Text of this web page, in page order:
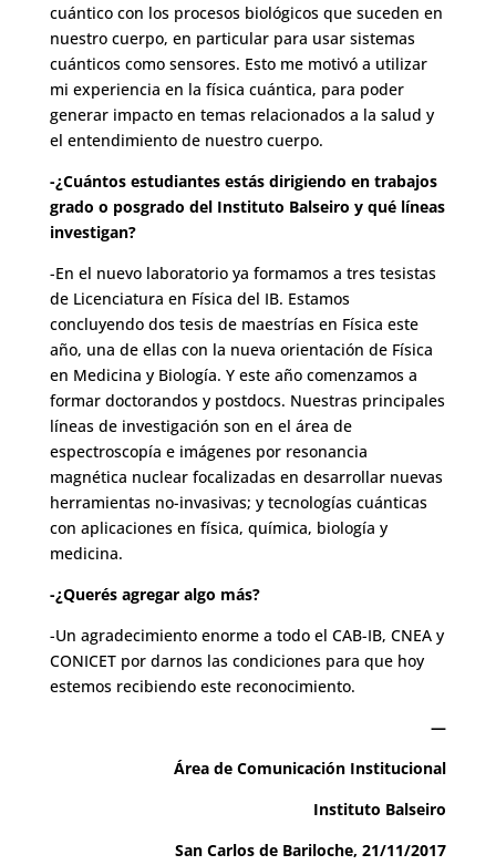
cuántico con los procesos biológicos que suceden en
nuestro cuerpo, en particular para usar sistemas
cuánticos como sensores. Esto me motivó a utilizar
mi experiencia en la física cuántica, para poder
generar impacto en temas relacionados a la salud y
el entendimiento de nuestro cuerpo.
-¿Cuántos estudiantes estás dirigiendo en trabajos
grado o posgrado del Instituto Balseiro y qué líneas
investigan?
-En el nuevo laboratorio ya formamos a tres tesistas
de Licenciatura en Física del IB. Estamos
concluyendo dos tesis de maestrías en Física este
año, una de ellas con la nueva orientación de Física
en Medicina y Biología. Y este año comenzamos a
formar doctorandos y postdocs. Nuestras principales
líneas de investigación son en el área de
espectroscopía e imágenes por resonancia
magnética nuclear focalizadas en desarrollar nuevas
herramientas no-invasivas; y tecnologías cuánticas
con aplicaciones en física, química, biología y
medicina.
-¿Querés agregar algo más?
-Un agradecimiento enorme a todo el CAB-IB, CNEA y
CONICET por darnos las condiciones para que hoy
estemos recibiendo este reconocimiento.
—
Área de Comunicación Institucional
Instituto Balseiro
San Carlos de Bariloche, 21/11/2017